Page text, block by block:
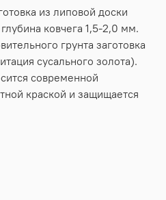
из липовой доски
ковчега 1,5-2,0 мм.
грунта заготовка
сусального золота).
современной
краской и защищается